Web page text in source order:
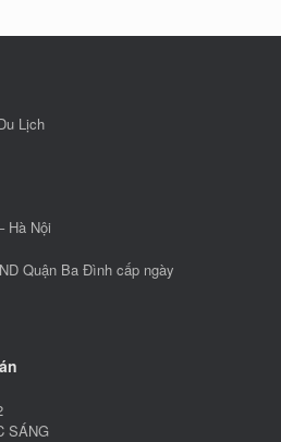
Lịch
Hà Nội
Quận Ba Đình cấp ngày
SÁNG